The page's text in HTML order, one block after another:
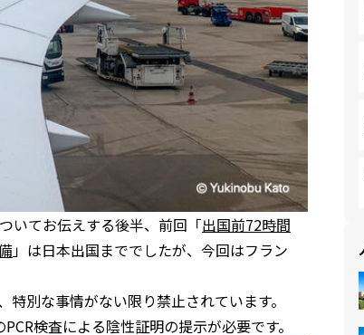
いてお伝えする後半、前回「出国前72時間
」は日本出国まででしたが、今回はフラン
別な事情がない限り禁止されています。
検査による陰性証明の提示が必要です。